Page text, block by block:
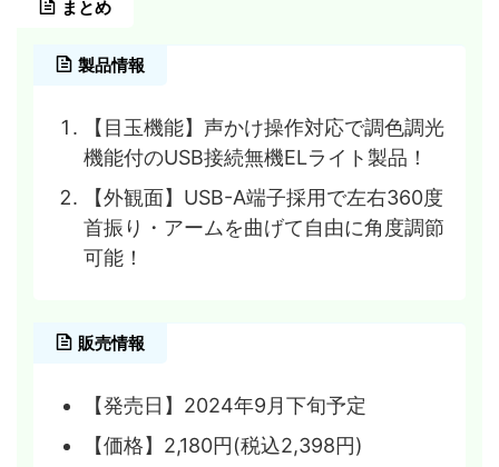
まとめ
製品情報
【目玉機能】声かけ操作対応で調色調光
機能付のUSB接続無機ELライト製品！
【外観面】USB-A端子採用で左右360度
首振り・アームを曲げて自由に角度調節
可能！
販売情報
【発売日】2024年9月下旬予定
【価格】2,180円(税込2,398円)